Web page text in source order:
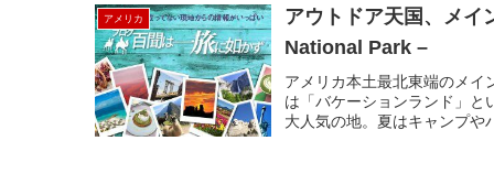
アメリカ
アウトドア天国、メイン
National Park –
アメリカ本土最北東端のメイ
は「バケーションランド」と
大人気の地。夏はキャンプや